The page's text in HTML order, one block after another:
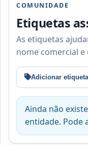
COMUNIDADE
Etiquetas
As etiquetas
nome comercial
Adicionar
Ainda não
entidade. Pode